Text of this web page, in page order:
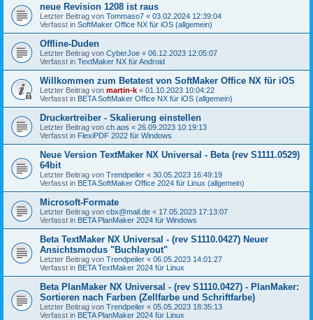
neue Revision 1208 ist raus
Letzter Beitrag von Tommaso7 « 03.02.2024 12:39:04
Verfasst in SoftMaker Office NX für iOS (allgemein)
Offline-Duden
Letzter Beitrag von CyberJoe « 06.12.2023 12:05:07
Verfasst in TextMaker NX für Android
Willkommen zum Betatest von SoftMaker Office NX für iOS
Letzter Beitrag von martin-k « 01.10.2023 10:04:22
Verfasst in BETA SoftMaker Office NX für iOS (allgemein)
Druckertreiber - Skalierung einstellen
Letzter Beitrag von ch.aos « 26.09.2023 10:19:13
Verfasst in FlexiPDF 2022 für Windows
Neue Version TextMaker NX Universal - Beta (rev S1111.0529)
64bit
Letzter Beitrag von Trendpeiler « 30.05.2023 16:49:19
Verfasst in BETA SoftMaker Office 2024 für Linux (allgemein)
Microsoft-Formate
Letzter Beitrag von cbx@mail.de « 17.05.2023 17:13:07
Verfasst in BETA PlanMaker 2024 für Windows
Beta TextMaker NX Universal - (rev S1110.0427) Neuer
Ansichtsmodus "Buchlayout"
Letzter Beitrag von Trendpeiler « 06.05.2023 14:01:27
Verfasst in BETA TextMaker 2024 für Linux
Beta PlanMaker NX Universal - (rev S1110.0427) - PlanMaker:
Sortieren nach Farben (Zellfarbe und Schriftfarbe)
Letzter Beitrag von Trendpeiler « 05.05.2023 18:35:13
Verfasst in BETA PlanMaker 2024 für Linux